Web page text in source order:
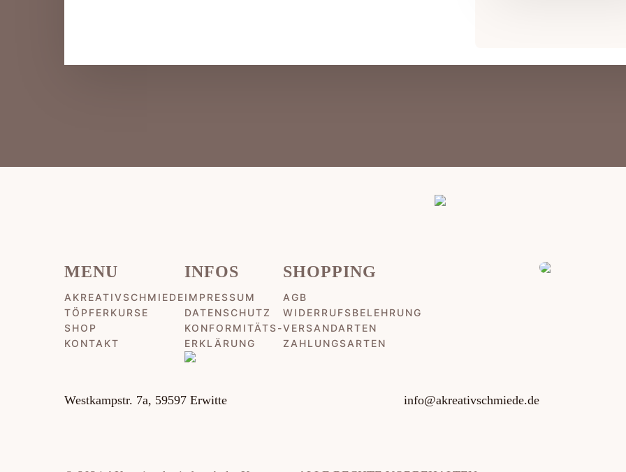
MENU
AKREATIVSCHMIEDE
TÖPFERKURSE
SHOP
KONTAKT
INFOS
IMPRESSUM
DATENSCHUTZ
KONFORMITÄTS-
ERKLÄRUNG
SHOPPING
AGB
WIDERRUFSBELEHRUNG
VERSANDARTEN
ZAHLUNGSARTEN
Westkampstr. 7a, 59597 Erwitte info@akreativschmiede.de